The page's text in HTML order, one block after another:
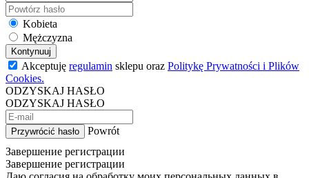
Kobieta
Mężczyzna
Kontynuuj
Akceptuję regulamin sklepu oraz Politykę Prywatności i Plików
Cookies.
ODZYSKAJ HASŁO
ODZYSKAJ HASŁO
Przywrócić hasło
Powrót
Завершение регистрации
Завершение регистрации